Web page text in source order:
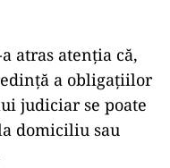
atras atenția că,
a obligațiilor
judiciar se poate
domiciliu sau